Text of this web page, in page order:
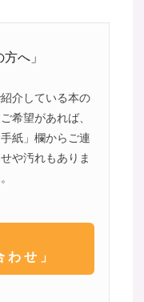
へ」
介している本の
希望があれば、
紙」欄からご連
や汚れもありま
わせ」